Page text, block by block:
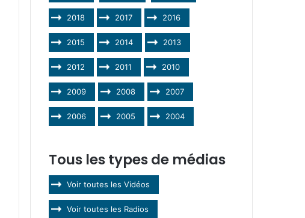
2018 2017 2016
2015 2014 2013
2012 2011 2010
2009 2008 2007
2006 2005 2004
Tous les types de médias
Voir toutes les Vidéos
Voir toutes les Radios